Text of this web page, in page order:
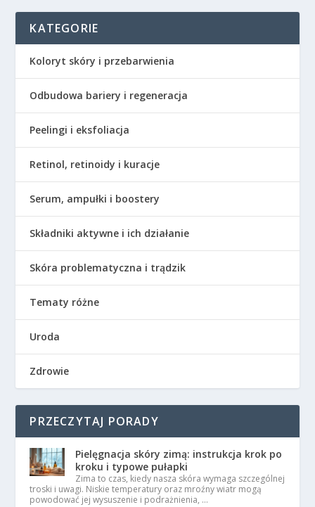
KATEGORIE
Koloryt skóry i przebarwienia
Odbudowa bariery i regeneracja
Peelingi i eksfoliacja
Retinol, retinoidy i kuracje
Serum, ampułki i boostery
Składniki aktywne i ich działanie
Skóra problematyczna i trądzik
Tematy różne
Uroda
Zdrowie
PRZECZYTAJ PORADY
Pielęgnacja skóry zimą: instrukcja krok po
kroku i typowe pułapki
Zima to czas, kiedy nasza skóra wymaga szczególnej
troski i uwagi. Niskie temperatury oraz mroźny wiatr mogą
powodować jej wysuszenie i podrażnienia, …